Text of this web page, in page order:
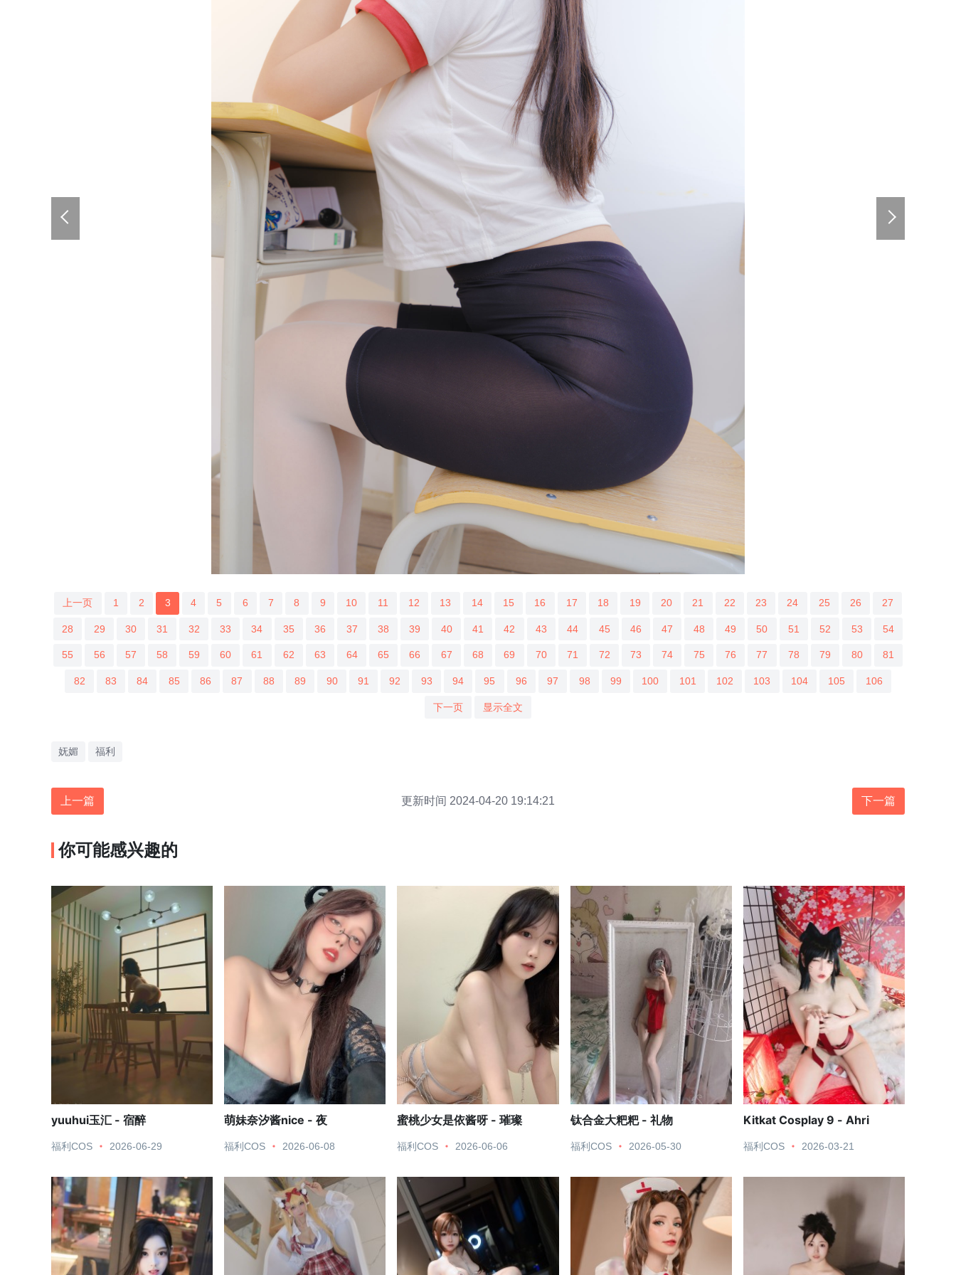
上一页 1 2 3 4 5 6 7 8 9 10 11 12 13 14 15 16 17 18 19 20 21 22 23 24 25 26 27
28 29 30 31 32 33 34 35 36 37 38 39 40 41 42 43 44 45 46 47 48 49 50 51 52 53 54
55 56 57 58 59 60 61 62 63 64 65 66 67 68 69 70 71 72 73 74 75 76 77 78 79 80 81
82 83 84 85 86 87 88 89 90 91 92 93 94 95 96 97 98 99 100 101 102 103 104 105 106
下一页 显示全文
妩媚 福利
上一篇 更新时间 2024-04-20 19:14:21 下一篇
你可能感兴趣的
yuuhui玉汇 - 宿醉
福利COS 2026-06-29
萌妹奈汐酱nice - 夜
福利COS 2026-06-08
蜜桃少女是依酱呀 - 璀璨
福利COS 2026-06-06
钛合金大粑粑 - 礼物
福利COS 2026-05-30
Kitkat Cosplay 9 - Ahri
福利COS 2026-03-21